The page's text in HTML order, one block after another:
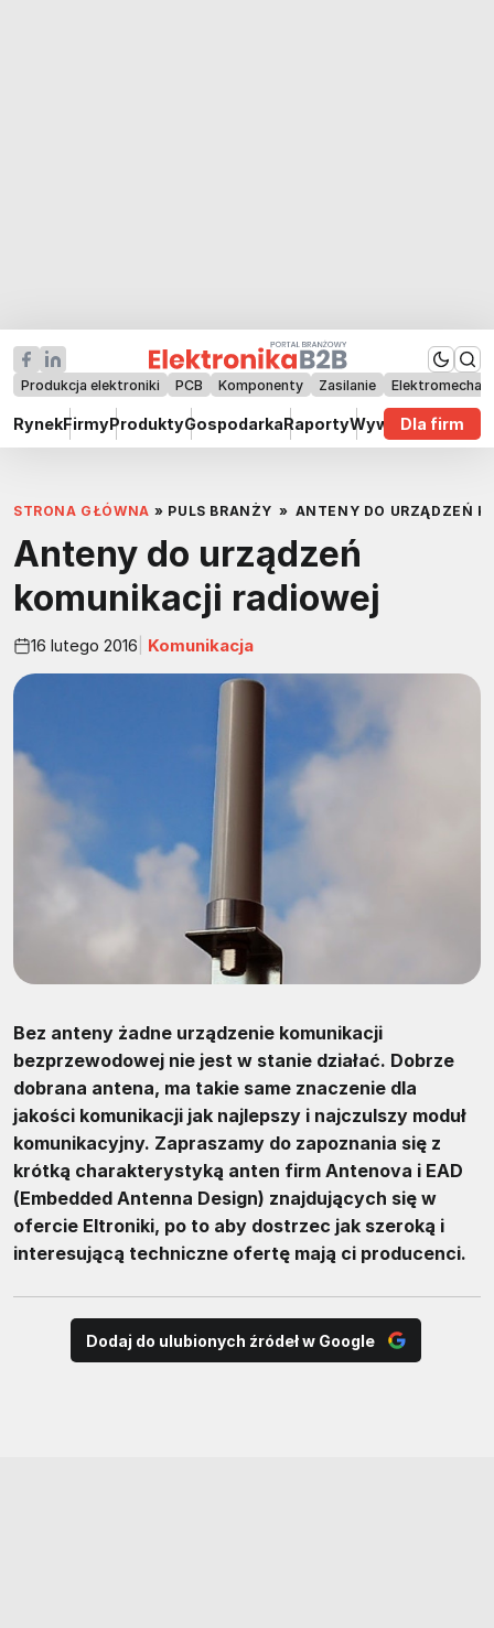
Produkcja elektroniki PCB Komponenty Zasilanie
RynekFirmyProduktyGospodarkaRaportyWywiadyDla firm
STRONA GŁÓWNA » PULS BRANŻY » ANTENY DO URZĄDZEŃ
Anteny do urządzeń
komunikacji radiowej
16 lutego 2016 Komunikacja
Bez anteny żadne urządzenie komunikacji
bezprzewodowej nie jest w stanie działać. Dobrze
dobrana antena, ma takie same znaczenie dla
jakości komunikacji jak najlepszy i najczulszy moduł
komunikacyjny. Zapraszamy do zapoznania się z
krótką charakterystyką anten firm Antenova i EAD
(Embedded Antenna Design) znajdujących się w
ofercie Eltroniki, po to aby dostrzec jak szeroką i
interesującą techniczne ofertę mają ci producenci.
Dodaj do ulubionych źródeł w Google